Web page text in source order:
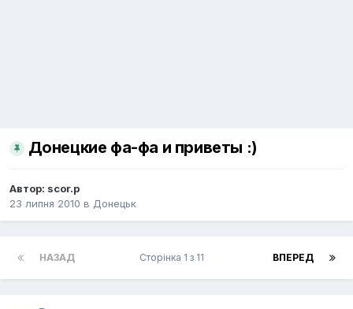
Донецкие фа-фа и приветы :)
Автор: scor.p
23 липня 2010 в Донецьк
НАЗАД ВПЕРЕД
Сторінка 1 з 11